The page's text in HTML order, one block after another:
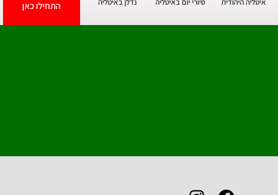
התחילו כאן